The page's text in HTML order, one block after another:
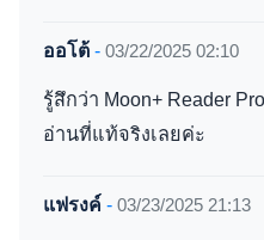
ออโต้ - 03/22/2025 02:10
รู้สึกว่า Moon+ Reader
อ่านที่แท้จริงเลยค่ะ
แฟรงค์ - 03/23/2025 21:13